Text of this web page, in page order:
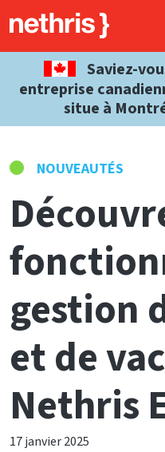
Saviez-
entreprise
situe à
NOUVEAUTÉS
gestion
et de
Nethris
17 janvier 2025